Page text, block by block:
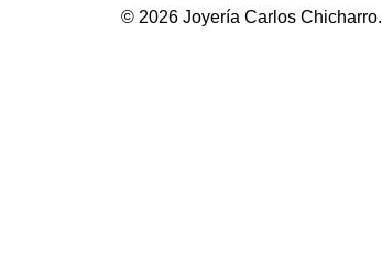
© 2026 Joyería Carlos Chicharro.